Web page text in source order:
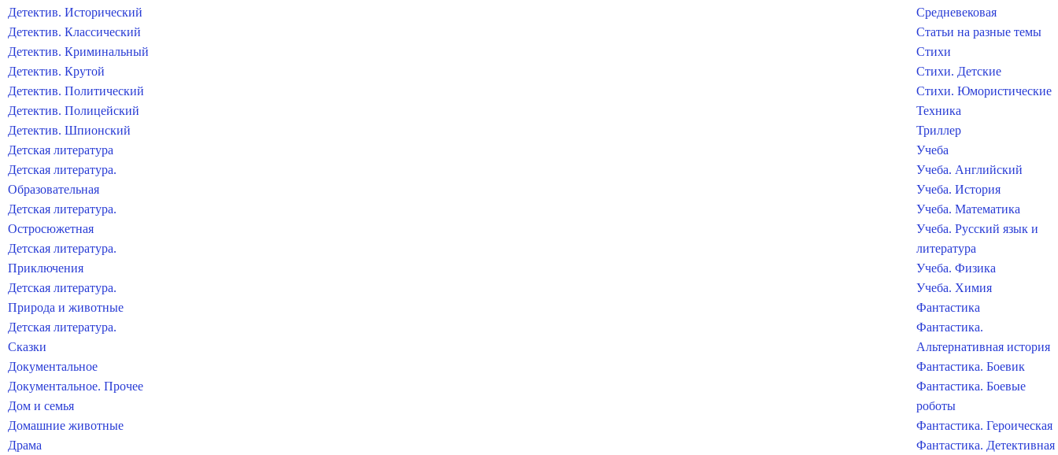
Детектив. Исторический
Детектив. Классический
Детектив. Криминальный
Детектив. Крутой
Детектив. Политический
Детектив. Полицейский
Детектив. Шпионский
Детская литература
Детская литература.
Образовательная
Детская литература.
Остросюжетная
Детская литература.
Приключения
Детская литература.
Природа и животные
Детская литература.
Сказки
Документальное
Документальное. Прочее
Дом и семья
Домашние животные
Драма
Средневековая
Статьи на разные темы
Стихи
Стихи. Детские
Стихи. Юмористические
Техника
Триллер
Учеба
Учеба. Английский
Учеба. История
Учеба. Математика
Учеба. Русский язык и
литература
Учеба. Физика
Учеба. Химия
Фантастика
Фантастика.
Альтернативная история
Фантастика. Боевик
Фантастика. Боевые
роботы
Фантастика. Героическая
Фантастика. Детективная